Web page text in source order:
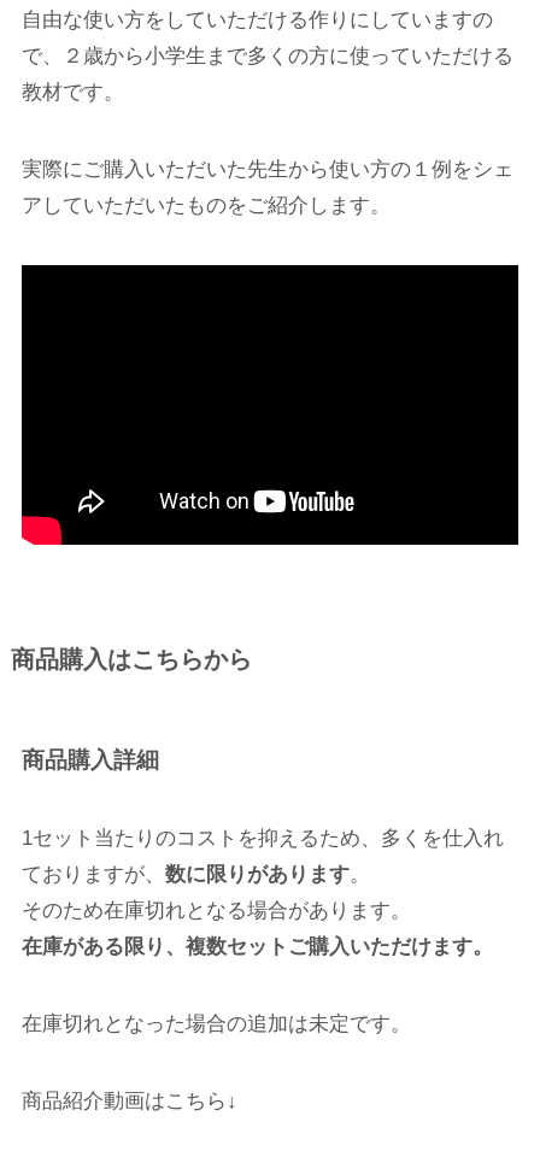
自由な使い方をしていただける作りにしていますの
で、２歳から小学生まで多くの方に使っていただける
教材です。
実際にご購入いただいた先生から使い方の１例をシェ
アしていただいたものをご紹介します。
商品購入はこちらから
商品購入詳細
1セット当たりのコストを抑えるため、多くを仕入れ
ておりますが、 数に限りがあります。
そのため在庫切れとなる場合があります。
在庫がある限り、複数セットご購入いただけます。
在庫切れとなった場合の追加は未定です。
商品紹介動画はこちら↓